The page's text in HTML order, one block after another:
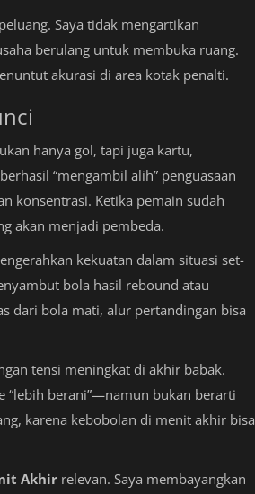
Saya tidak mengartikan
berulang untuk membuka ruang.
akurasi di area kotak penalti.
hanya gol, tapi juga kartu,
“mengambil alih” penguasaan
konsentrasi. Ketika pemain sudah
akan menjadi pembeda.
kekuatan dalam situasi set-
bola hasil rebound atau
dari bola mati, alur pertandingan bisa
tensi meningkat di akhir babak.
“lebih berani”—namun bukan berarti
karena kebobolan di menit akhir bisa
Akhir relevan. Saya membayangkan